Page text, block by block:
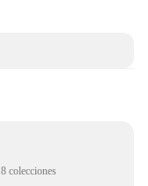
8 colecciones